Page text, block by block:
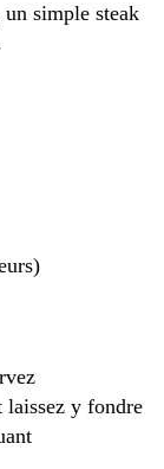
simple steak
laissez y fondre